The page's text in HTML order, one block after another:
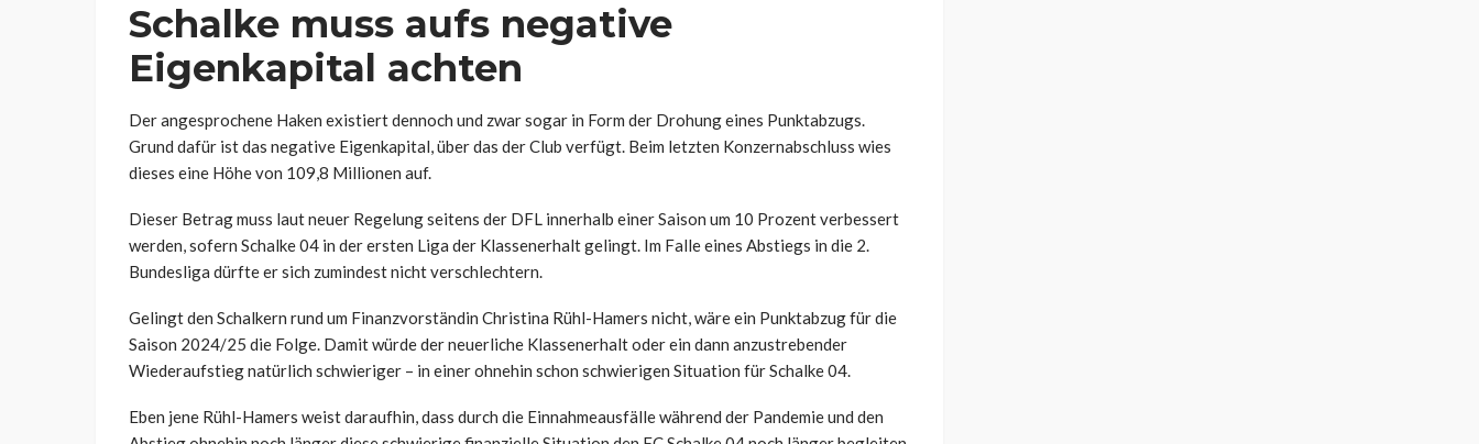
Schalke muss aufs negative
Eigenkapital achten
Der angesprochene Haken existiert dennoch und zwar sogar in Form der Drohung eines Punktabzugs.
Grund dafür ist das negative Eigenkapital, über das der Club verfügt. Beim letzten Konzernabschluss wies
dieses eine Höhe von 109,8 Millionen auf.
Dieser Betrag muss laut neuer Regelung seitens der DFL innerhalb einer Saison um 10 Prozent verbessert
werden, sofern Schalke 04 in der ersten Liga der Klassenerhalt gelingt. Im Falle eines Abstiegs in die 2.
Bundesliga dürfte er sich zumindest nicht verschlechtern.
Gelingt den Schalkern rund um Finanzvorständin Christina Rühl-Hamers nicht, wäre ein Punktabzug für die
Saison 2024/25 die Folge. Damit würde der neuerliche Klassenerhalt oder ein dann anzustrebender
Wiederaufstieg natürlich schwieriger – in einer ohnehin schon schwierigen Situation für Schalke 04.
Eben jene Rühl-Hamers weist daraufhin, dass durch die Einnahmeausfälle während der Pandemie und den